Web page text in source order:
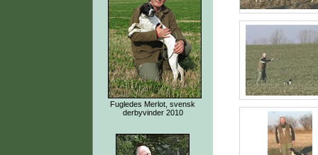
Fugledes Merlot, svensk
derbyvinder 2010